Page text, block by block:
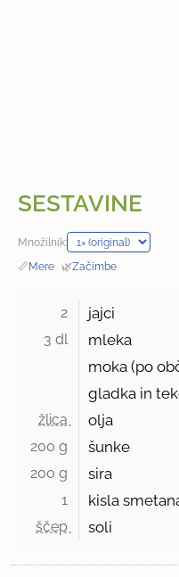
SESTAVINE
Množilnik:
📏Mere · 🌿Začimbe
2 jajci
3 dl
mleka
moka (po
gladka in
žlica olja
200 g šunke
200 g sira
1 kisla
ščep soli